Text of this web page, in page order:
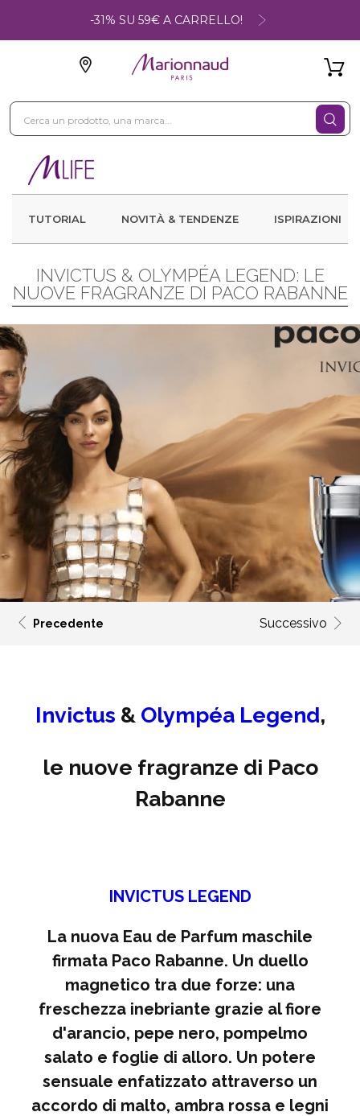
-31% SU 59€ A CARRELLO!
TUTORIAL NOVITÀ & TENDENZE ISPIRAZIONI
INVICTUS & OLYMPÉA LEGEND: LE
NUOVE FRAGRANZE DI PACO RABANNE
Precedente Successivo
Invictus & Olympéa Legend,
le nuove fragranze di Paco
Rabanne
INVICTUS LEGEND
La nuova Eau de Parfum maschile
firmata Paco Rabanne. Un duello
magnetico tra due forze: una
freschezza inebriante grazie al fiore
d'arancio, pepe nero, pompelmo
salato e foglie di alloro. Un potere
sensuale enfatizzato attraverso un
accordo di malto, ambra rossa e legni